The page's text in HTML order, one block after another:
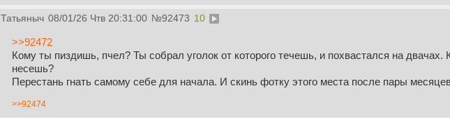
Татьяныч 08/01/26 Чтв 20:31:00 №92473 10
>>92472
Кому ты пиздишь, пчел? Ты собрал уголок от которого течешь, и похвастался на двачах.
несешь?
Перестань гнать самому себе для начала. И скинь фотку этого места после пары
>>92474